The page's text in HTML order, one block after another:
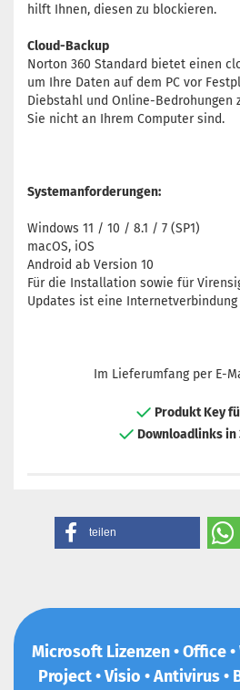
hilft Ihnen, diesen zu blockieren.
Cloud-Backup
Norton 360 Standard bietet einen
um Ihre Daten auf dem PC vor
Diebstahl und Online-Bedrohungen
Sie nicht an Ihrem Computer sind.
Systemanforderungen:
Windows 11 / 10 / 8.1 / 7 (SP1)
macOS, iOS
Android ab Version 10
Für die Installation sowie für
Updates ist eine
Im Lieferumfang per E-
Produkt Key
Downloadlinks
teilen
Microsoft Lizenzen • Office •
Project • Visio • Antivirus •